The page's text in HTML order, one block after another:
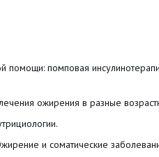
помповая
ожирения в разные
и соматические